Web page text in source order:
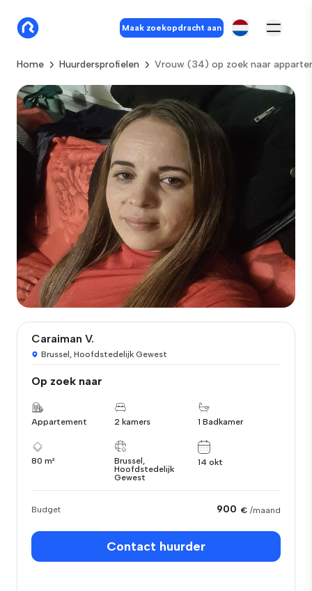
Maak zoekopdracht aan
Home Huurdersprofielen Vrouw (34) op zoek naar
Caraiman V.
Brussel, Hoofdstedelijk Gewest
Op zoek naar
Appartement 2 kamers 1 Badkamer
80 m²
Brussel,
Hoofdstedelijk
Gewest
14 okt
Budget 900 € /maand
Contact huurder